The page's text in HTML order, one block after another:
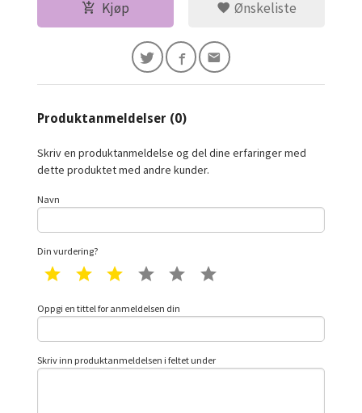
Kjøp Ønskeliste
Produktanmeldelser (0)
Skriv en produktanmeldelse og del dine erfaringer med
dette produktet med andre kunder.
Navn
Din vurdering?
1 star 2 star 3 star 4 star 5 star
Oppgi en tittel for anmeldelsen din
Skriv inn produktanmeldelsen i feltet under